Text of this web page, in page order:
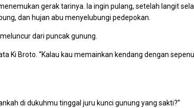
gerak tarinya. Ia ingin pulang, setelah langit
dan hujan abu menyelubungi pedepokan.
dari puncak gunung.
Ki Broto. “Kalau kau memainkan kendang dengan
di dukuhmu tinggal juru kunci gunung yang sakti?”